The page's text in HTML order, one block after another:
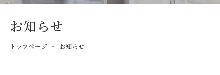
お知らせ
トップページ お知らせ